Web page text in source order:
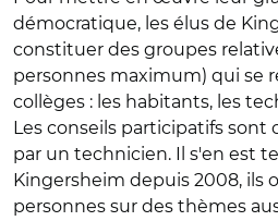
démocratique, les élus de
constituer des groupes
personnes maximum) qui se
collèges : les habitants, les
Les conseils participatifs sont
par un technicien. Il s'en est
Kingersheim depuis 2008, ils
personnes sur des thèmes